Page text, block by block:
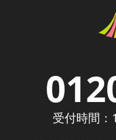
受付時間：